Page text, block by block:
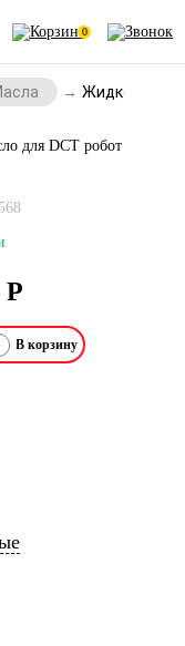
0
Жидкость
для DCT робот
Р